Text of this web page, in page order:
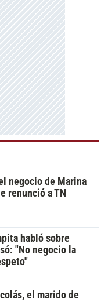
negocio de Marina
renunció a TN
habló sobre
"No negocio la
el marido de